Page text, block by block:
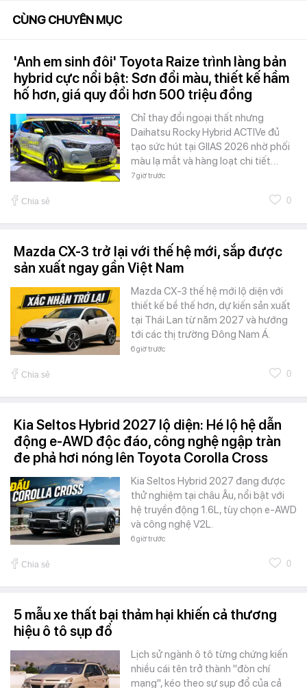
CÙNG CHUYÊN MỤC
'Anh em sinh đôi' Toyota Raize trình làng bản
hybrid cực nổi bật: Sơn đổi màu, thiết kế hầm
hố hơn, giá quy đổi hơn 500 triệu đồng
Chỉ thay đổi ngoại thất nhưng
Daihatsu Rocky Hybrid ACTIVe đủ
tạo sức hút tại GIIAS 2026 nhờ phối
màu lạ mắt và hàng loạt chi tiết…
7 giờ trước
Chia sẻ 0
Mazda CX-3 trở lại với thế hệ mới, sắp được
sản xuất ngay gần Việt Nam
Mazda CX-3 thế hệ mới lộ diện với
thiết kế bề thế hơn, dự kiến sản xuất
tại Thái Lan từ năm 2027 và hướng
tới các thị trường Đông Nam Á.
6 giờ trước
Chia sẻ 0
Kia Seltos Hybrid 2027 lộ diện: Hé lộ hệ dẫn
động e-AWD độc đáo, công nghệ ngập tràn
đe phả hơi nóng lên Toyota Corolla Cross
Kia Seltos Hybrid 2027 đang được
thử nghiệm tại châu Âu, nổi bật với
hệ truyền động 1.6L, tùy chọn e-AWD
và công nghệ V2L.
6 giờ trước
Chia sẻ 0
5 mẫu xe thất bại thảm hại khiến cả thương
hiệu ô tô sụp đổ
Lịch sử ngành ô tô từng chứng kiến
nhiều cái tên trở thành "đòn chí
mạng", kéo theo sự sụp đổ của cả